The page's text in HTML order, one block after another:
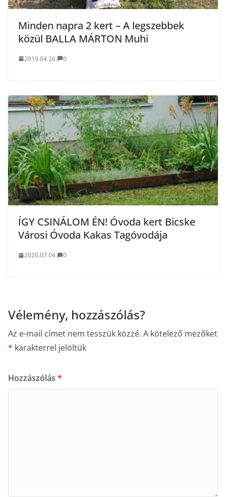
Minden napra 2 kert – A legszebbek
közül BALLA MÁRTON Muhi
2019.04.26. 0
ÍGY CSINÁLOM ÉN! Óvoda kert Bicske
Városi Óvoda Kakas Tagóvodája
2020.07.04. 0
Vélemény, hozzászólás?
Az e-mail címet nem tesszük közzé. A kötelező mezőket
* karakterrel jelöltük
Hozzászólás *